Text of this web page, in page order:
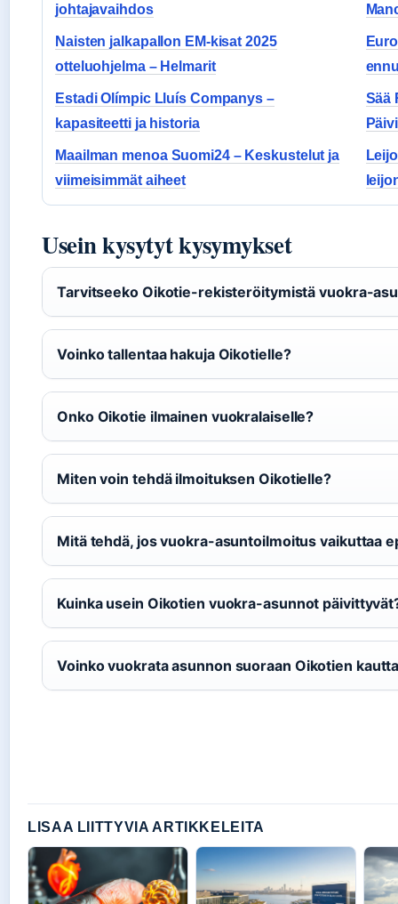
johtajavaihdos
Naisten jalkapallon EM-kisat 2025
otteluohjelma – Helmarit
Estadi Olímpic Lluís Companys –
kapasiteetti ja historia
Sää
Maailman menoa Suomi24 – Keskustelut ja
viimeisimmät aiheet
Usein kysytyt kysymykset
Tarvitseeko Oikotie-rekisteröitymistä vuokra-
Voinko tallentaa hakuja Oikotielle?
Onko Oikotie ilmainen vuokralaiselle?
Miten voin tehdä ilmoituksen Oikotielle?
Mitä tehdä, jos vuokra-asuntoilmoitus vaikuttaa
Kuinka usein Oikotien vuokra-asunnot
Voinko vuokrata asunnon suoraan Oikotien
LISAA LIITTYVIA ARTIKKELEITA